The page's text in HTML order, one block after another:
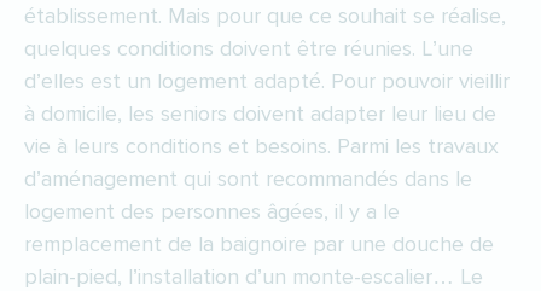
établissement. Mais pour que ce souhait se réalise,
quelques conditions doivent être réunies. L’une
d’elles est un logement adapté. Pour pouvoir vieillir
à domicile, les seniors doivent adapter leur lieu de
vie à leurs conditions et besoins. Parmi les travaux
d’aménagement qui sont recommandés dans le
logement des personnes âgées, il y a le
remplacement de la baignoire par une douche de
plain-pied, l’installation d’un monte-escalier… Le